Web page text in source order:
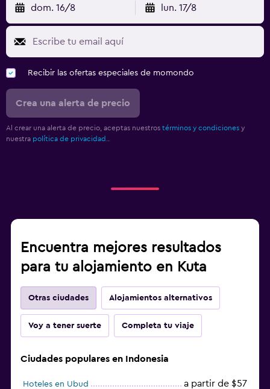
dom. 16/8 lun. 17/8
Recibir las ofertas especiales de momondo
Crea una alerta de precio
Al crear una alerta de precio, aceptas nuestros términos y condiciones y
nuestra política de privacidad.
Encuentra mejores resultados
para tu alojamiento en Kuta
Otras ciudades Alojamientos alternativos
Voy a tener suerte Completa tu viaje
Ciudades populares en Indonesia
Hoteles en Ubud a partir de $57